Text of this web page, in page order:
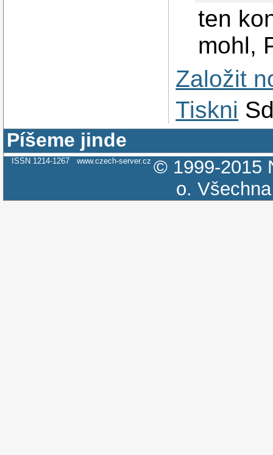
ten
mohl,
Založit
Tiskni
Píšeme jinde
ISSN 1214-1267 www.czech-server.cz © 1999-2015
o.